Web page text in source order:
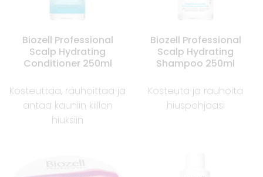
Biozell Professional
Scalp Hydrating
Conditioner 250ml
Kosteuttaa, rauhoittaa ja
antaa kauniin kiillon
hiuksiin
Biozell Professional
Scalp Hydrating
Shampoo 250ml
Kosteuta ja rauhoita
hiuspohjaasi